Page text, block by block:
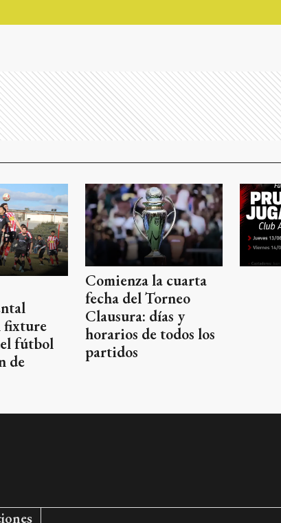
fixture
fútbol
de
Comienza la cuarta
fecha del Torneo
Clausura: días y
horarios de todos los
partidos